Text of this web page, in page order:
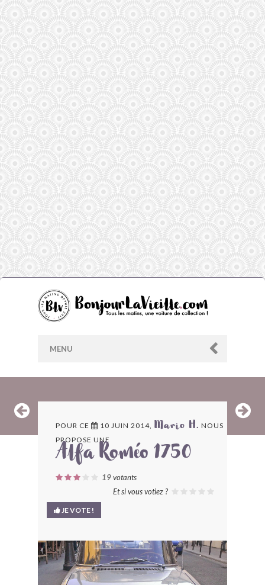
MENU
ARCHIVES
LES CONTRIBUTEURS
LE BLOG
BONJOURLAVIEILLE ?
MODÈLES ET MARQUES
POUR CE 10 JUIN 2014, Mario H. NOUS
PROPOSE UNE
Alfa Roméo 1750
19votants
Et si vous votiez ?
JE VOTE !